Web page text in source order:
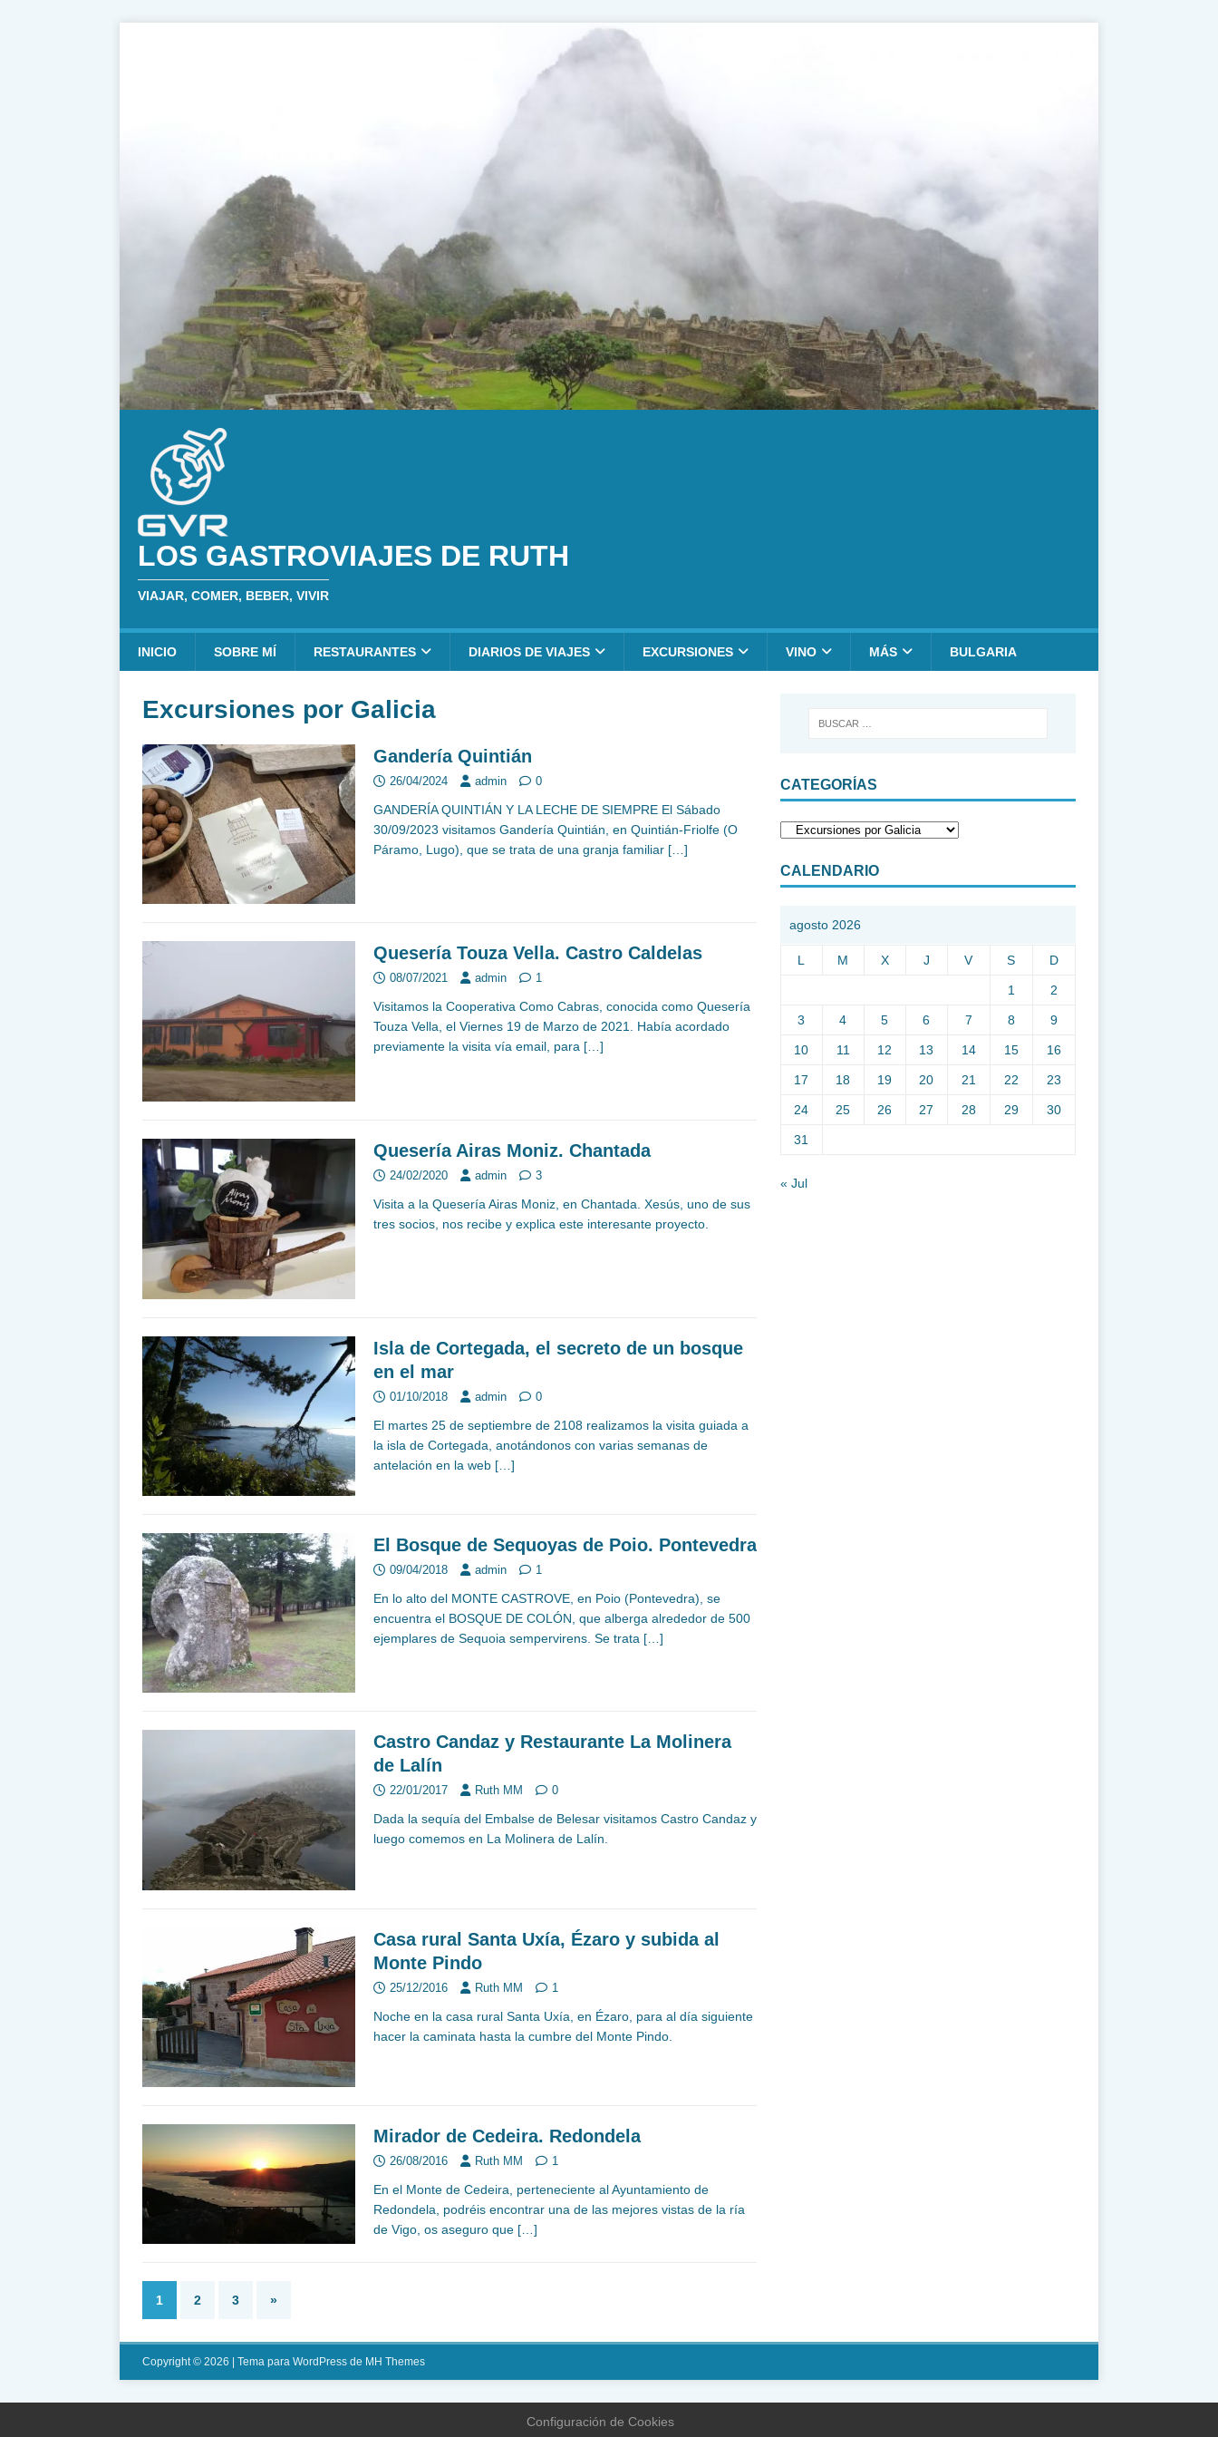
LOS GASTROVIAJES DE RUTH
VIAJAR, COMER, BEBER, VIVIR
INICIO SOBRE MÍ RESTAURANTES DIARIOS DE VIAJES EXCURSIONES VINO MÁS BULGARIA
Excursiones por Galicia
Gandería Quintián
26/04/2024 admin 0
GANDERÍA QUINTIÁN Y LA LECHE DE SIEMPRE El Sábado
30/09/2023 visitamos Gandería Quintián, en Quintián-Friolfe (O
Páramo, Lugo), que se trata de una granja familiar […]
Quesería Touza Vella. Castro Caldelas
08/07/2021 admin 1
Visitamos la Cooperativa Como Cabras, conocida como Quesería
Touza Vella, el Viernes 19 de Marzo de 2021. Había acordado
previamente la visita vía email, para […]
Quesería Airas Moniz. Chantada
24/02/2020 admin 3
Visita a la Quesería Airas Moniz, en Chantada. Xesús, uno de sus
tres socios, nos recibe y explica este interesante proyecto.
Isla de Cortegada, el secreto de un bosque
en el mar
01/10/2018 admin 0
El martes 25 de septiembre de 2108 realizamos la visita guiada a
la isla de Cortegada, anotándonos con varias semanas de
antelación en la web […]
El Bosque de Sequoyas de Poio. Pontevedra
09/04/2018 admin 1
En lo alto del MONTE CASTROVE, en Poio (Pontevedra), se
encuentra el BOSQUE DE COLÓN, que alberga alrededor de 500
ejemplares de Sequoia sempervirens. Se trata […]
Castro Candaz y Restaurante La Molinera
de Lalín
22/01/2017 Ruth MM 0
Dada la sequía del Embalse de Belesar visitamos Castro Candaz y
luego comemos en La Molinera de Lalín.
Casa rural Santa Uxía, Ézaro y subida al
Monte Pindo
25/12/2016 Ruth MM 1
Noche en la casa rural Santa Uxía, en Ézaro, para al día siguiente
hacer la caminata hasta la cumbre del Monte Pindo.
Mirador de Cedeira. Redondela
26/08/2016 Ruth MM 1
En el Monte de Cedeira, perteneciente al Ayuntamiento de
Redondela, podréis encontrar una de las mejores vistas de la ría
de Vigo, os aseguro que […]
1 2 3 »
CATEGORÍAS
CALENDARIO
agosto 2026
L M X J V S D
1 2
3 4 5 6 7 8 9
10 11 12 13 14 15 16
17 18 19 20 21 22 23
24 25 26 27 28 29 30
31
« Jul
Copyright © 2026 | Tema para WordPress de MH Themes
Configuración de Cookies